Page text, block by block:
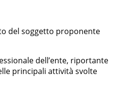
del soggetto proponente
dell’ente, riportante
principali attività svolte